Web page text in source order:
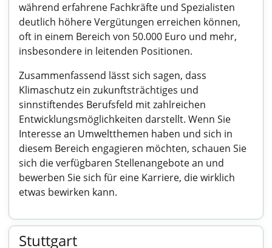
während erfahrene Fachkräfte und Spezialisten
deutlich höhere Vergütungen erreichen können,
oft in einem Bereich von 50.000 Euro und mehr,
insbesondere in leitenden Positionen.
Zusammenfassend lässt sich sagen, dass
Klimaschutz ein zukunftsträchtiges und
sinnstiftendes Berufsfeld mit zahlreichen
Entwicklungsmöglichkeiten darstellt. Wenn Sie
Interesse an Umweltthemen haben und sich in
diesem Bereich engagieren möchten, schauen Sie
sich die verfügbaren Stellenangebote an und
bewerben Sie sich für eine Karriere, die wirklich
etwas bewirken kann.
Stuttgart